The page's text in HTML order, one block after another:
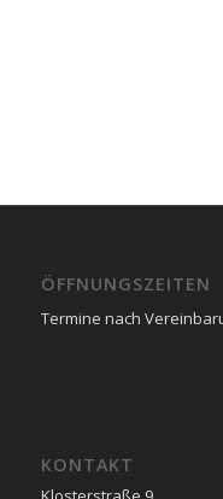
ÖFFNUNGSZEITEN
Termine nach
KONTAKT